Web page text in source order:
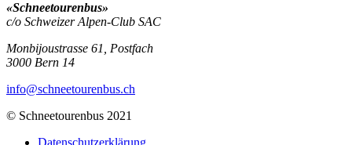
«Schneetourenbus»
c/o Schweizer Alpen-Club SAC
Monbijoustrasse 61, Postfach
3000 Bern 14
info@schneetourenbus.ch
© Schneetourenbus 2021
Datenschutzerklärung